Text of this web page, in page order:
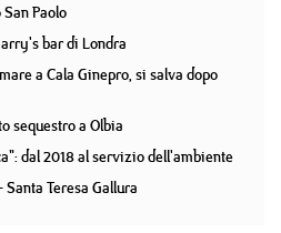
Paolo
bar di Londra
a Cala Ginepro, si salva dopo
sequestro a Olbia
dal 2018 al servizio dell'ambiente
Teresa Gallura